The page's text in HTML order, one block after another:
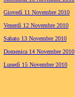
Giovedì 11 Novembre 2010
Venerdì 12 Novembre 2010
Sabato 13 Novembre 2010
Domenica 14 Novembre 2010
Lunedì 15 Novembre 2010